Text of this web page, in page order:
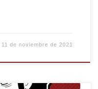
11 de noviembre de 2021